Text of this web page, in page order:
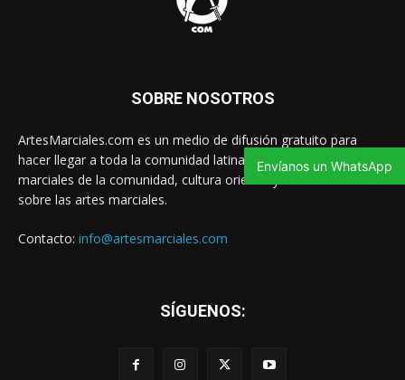
SOBRE NOSOTROS
ArtesMarciales.com es un medio de difusión gratuito para
hacer llegar a toda la comunidad latina las noticias de artes
marciales de la comunidad, cultura oriental y contenido valioso
sobre las artes marciales.
Contacto: info@artesmarciales.com
SÍGUENOS:
Envíanos un WhatsApp